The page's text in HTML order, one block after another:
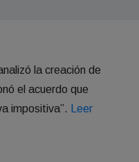
la creación de
el acuerdo que
impositiva”.
Leer